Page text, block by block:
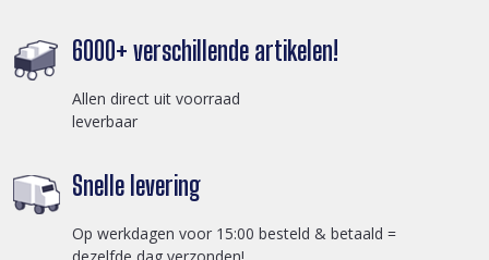
6000+ verschillende artikelen!
Allen direct uit voorraad
leverbaar
Snelle levering
Op werkdagen voor 15:00 besteld & betaald =